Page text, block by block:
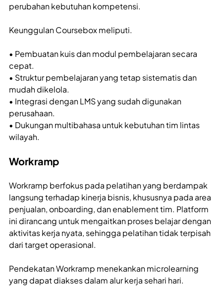
perubahan kebutuhan kompetensi.
Keunggulan Coursebox meliputi.
• Pembuatan kuis dan modul pembelajaran secara
cepat.
• Struktur pembelajaran yang tetap sistematis dan
mudah dikelola.
• Integrasi dengan LMS yang sudah digunakan
perusahaan.
• Dukungan multibahasa untuk kebutuhan tim lintas
wilayah.
Workramp
Workramp berfokus pada pelatihan yang berdampak
langsung terhadap kinerja bisnis, khususnya pada area
penjualan, onboarding, dan enablement tim. Platform
ini dirancang untuk mengaitkan proses belajar dengan
aktivitas kerja nyata, sehingga pelatihan tidak terpisah
dari target operasional.
Pendekatan Workramp menekankan microlearning
yang dapat diakses dalam alur kerja sehari hari.